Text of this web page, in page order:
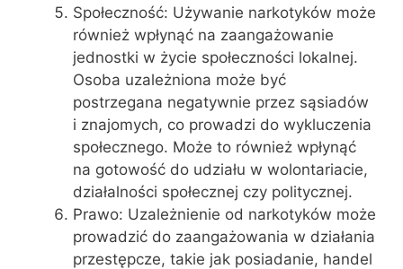
Społeczność: Używanie narkotyków może
również wpłynąć na zaangażowanie
jednostki w życie społeczności lokalnej.
Osoba uzależniona może być
postrzegana negatywnie przez sąsiadów
i znajomych, co prowadzi do wykluczenia
społecznego. Może to również wpłynąć
na gotowość do udziału w wolontariacie,
działalności społecznej czy politycznej.
Prawo: Uzależnienie od narkotyków może
prowadzić do zaangażowania w działania
przestępcze, takie jak posiadanie, handel